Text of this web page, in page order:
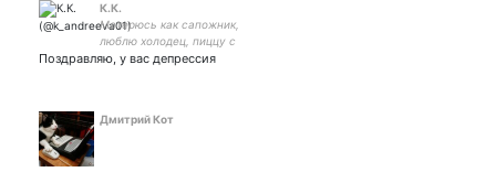
К.К.
Матерюсь как сапожник,
люблю холодец, пиццу с
ананасами и томатный сок
Поздравляю, у вас депрессия
Дмитрий Кот